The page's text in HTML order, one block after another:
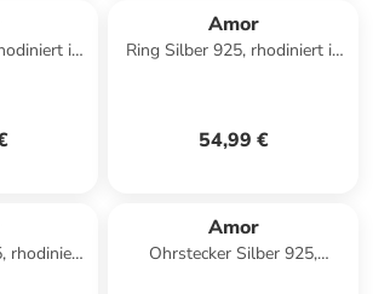
in
Amor
Ring Silber 925, rhodiniert in
54,99 €
rhodiniert
Amor
Ohrstecker Silber 925,